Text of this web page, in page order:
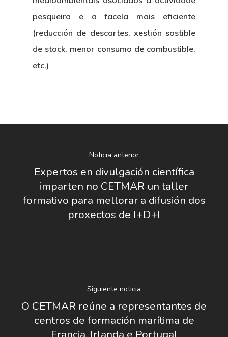
pesqueira e a facela mais eficiente
(reducción de descartes, xestión sostible
de stock, menor consumo de combustible,
etc.)
Noticia anterior
Expertos en divulgación científica
imparten no CETMAR un taller
formativo para mellorar a difusión dos
proxectos de I+D+I
Siguiente noticia
O CETMAR reúne a representantes de
centros de formación marítima de
Manual De Identidad
Corporativa
Logo CETMAR
Contacto
Memoria
Centro De
Boletín De Noticias
Contratación
Empleo
Licitaciones
Gobierno